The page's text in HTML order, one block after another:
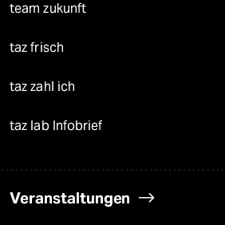
team zukunft
taz frisch
taz zahl ich
taz lab Infobrief
Veranstaltungen